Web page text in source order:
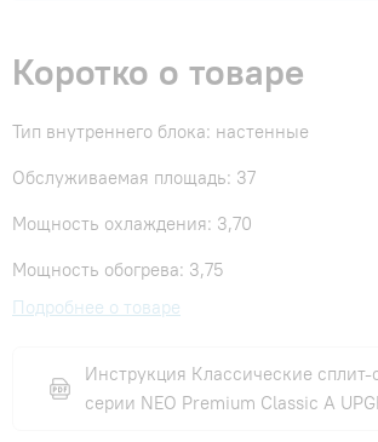
Коротко о товаре
Тип внутреннего блока: настенные
Обслуживаемая площадь: 37
Мощность охлаждения: 3,70
Мощность обогрева: 3,75
Подробнее о товаре
Инструкция Классические
серии NEO Premium Classic A